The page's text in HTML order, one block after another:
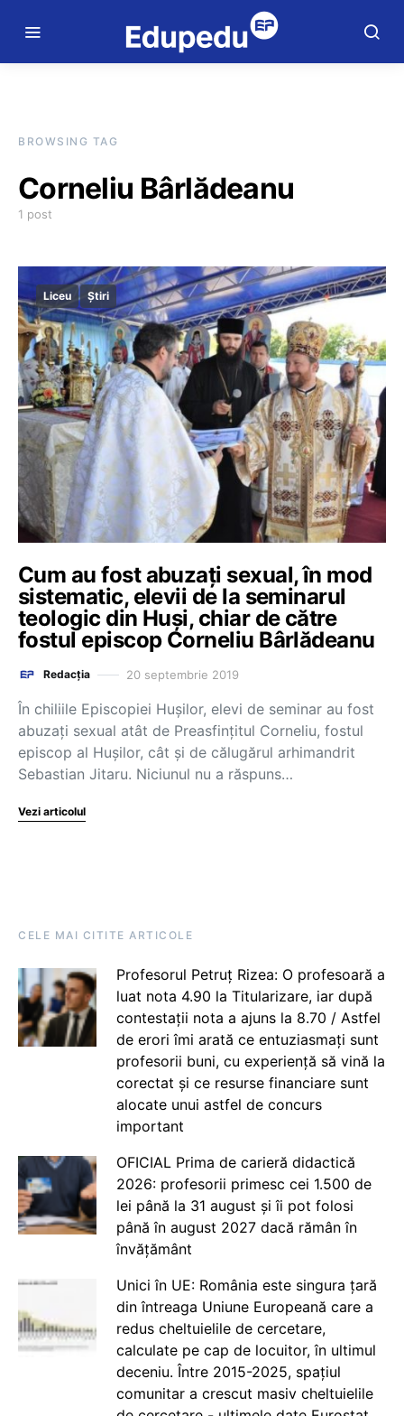
BROWSING TAG
Corneliu Bârlădeanu
1 post
Liceu Știri
Cum au fost abuzați sexual, în mod
sistematic, elevii de la seminarul
teologic din Huși, chiar de către
fostul episcop Corneliu Bârlădeanu
Redacția 20 septembrie 2019
În chiliile Episcopiei Hușilor, elevi de seminar au fost
abuzați sexual atât de Preasfințitul Corneliu, fostul
episcop al Hușilor, cât și de călugărul arhimandrit
Sebastian Jitaru. Niciunul nu a răspuns…
Vezi articolul
CELE MAI CITITE ARTICOLE
Profesorul Petruț Rizea: O profesoară a
luat nota 4.90 la Titularizare, iar după
contestații nota a ajuns la 8.70 / Astfel
de erori îmi arată ce entuziasmați sunt
profesorii buni, cu experiență să vină la
corectat și ce resurse financiare sunt
alocate unui astfel de concurs
important
OFICIAL Prima de carieră didactică
2026: profesorii primesc cei 1.500 de
lei până la 31 august și îi pot folosi
până în august 2027 dacă rămân în
învățământ
Unici în UE: România este singura țară
din întreaga Uniune Europeană care a
redus cheltuielile de cercetare,
calculate pe cap de locuitor, în ultimul
deceniu. Între 2015-2025, spațiul
comunitar a crescut masiv cheltuielile